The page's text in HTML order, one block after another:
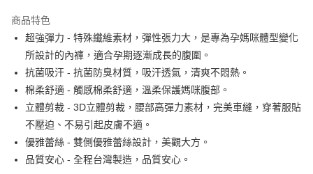
Apple Pay
街口支付
悠遊付
Google Pay
全盈+PAY
AFTEE先享後付
商品特色
超強彈力 - 特殊纖維素材，彈性張力大，是專為孕媽咪體型變化
所設計的內褲，適合孕期逐漸成長的腹圍。
抗菌吸汗 - 抗菌防臭材質，吸汗透氣，清爽不悶熱。
棉柔舒適 - 觸感棉柔舒適，溫柔保護媽咪腹部。
立體剪裁 - 3D立體剪裁，腰部高彈力素材，完美車縫，穿著服貼
不壓迫、不易引起皮膚不適。
優雅蕾絲 - 雙側優雅蕾絲設計，美觀大方。
品質安心 - 全程台灣製造，品質安心。